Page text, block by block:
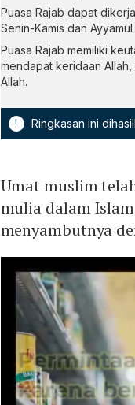
Puasa Rajab dapat
Senin-Kamis dan Ayyamul
Puasa Rajab memiliki
mendapat keridaan
Allah.
! Ringkasan ini
Umat muslim
mulia dalam
menyambutnya